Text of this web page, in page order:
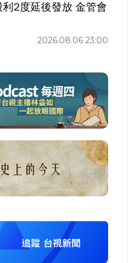
2度延後發放 金管會
2026.08.06 23:00